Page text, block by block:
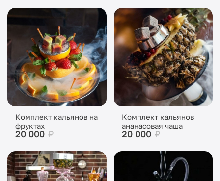
Комплект кальянов на
фруктах
20 000 ₽
Комплект кальянов
ананасовая чаша
20 000 ₽